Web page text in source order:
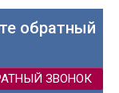
обратный
ЗВОНОК